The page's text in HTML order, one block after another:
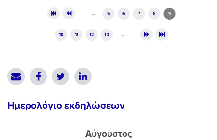
… 5 6 7 8 9
10 11 12 13 …
Ημερολόγιο εκδηλώσεων
Αύγουστος